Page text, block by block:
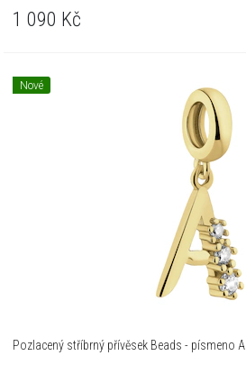
1 090 Kč
Nové
Pozlacený stříbrný přívěsek Beads - písmeno A